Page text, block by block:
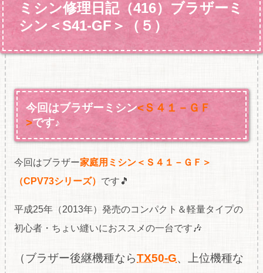
ミシン修理日記（416）ブラザーミ
シン＜S41-GF＞（５）
今回はブラザーミシン<Ｓ４１－ＧＦ
>です♪
今回はブラザー家庭用ミシン＜Ｓ４１－ＧＦ＞
（CPV73シリーズ） です🎵
平成25年（2013年）発売のコンパクト＆軽量タイプの
初心者・ちょい縫いにおススメの一台です🎶
（ブラザー後継機種ならTX50-G、上位機種な